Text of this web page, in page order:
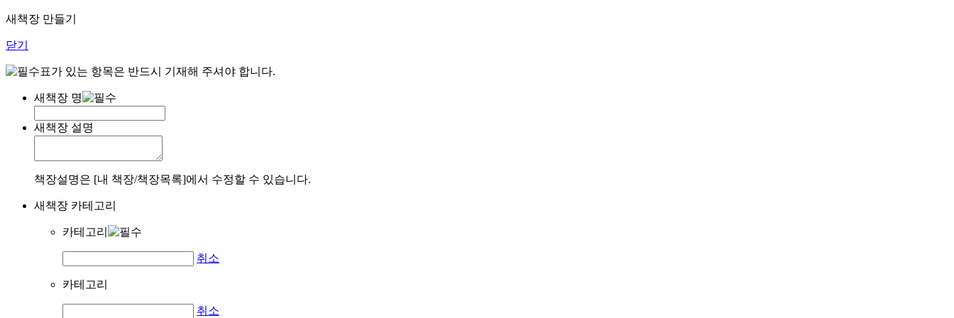
새책장 만들기
닫기
표가 있는 항목은 반드시 기재해 주셔야 합니다.
새책장 명
새책장 설명
책장설명은 [내 책장/책장목록]에서 수정할 수 있습니다.
새책장 카테고리
카테고리
취소
카테고리
취소